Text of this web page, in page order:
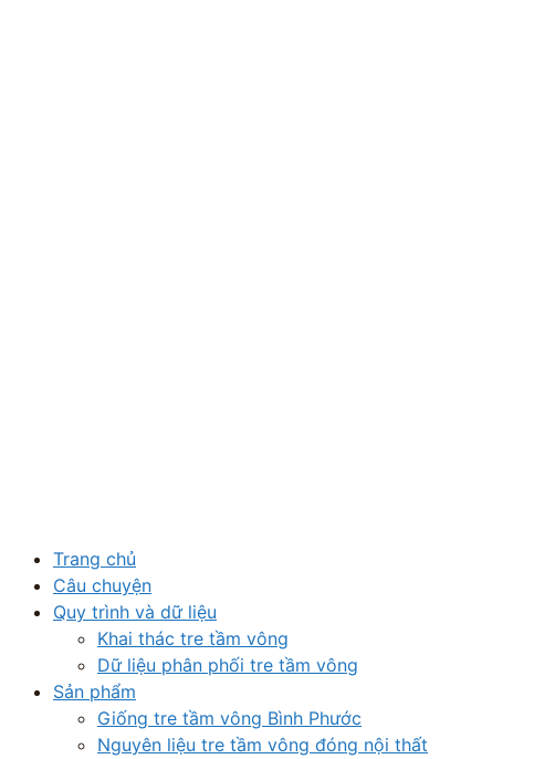
Trang chủ
Câu chuyện
Quy trình và dữ liệu
Khai thác tre tầm vông
Dữ liệu phân phối tre tầm vông
Sản phẩm
Giống tre tầm vông Bình Phước
Nguyên liệu tre tầm vông đóng nội thất